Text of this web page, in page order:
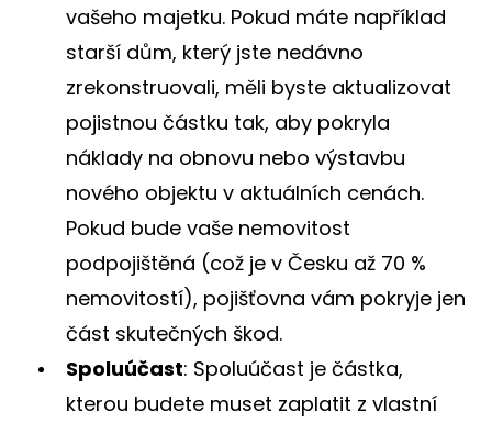
vašeho majetku. Pokud máte například
starší dům, který jste nedávno
zrekonstruovali, měli byste aktualizovat
pojistnou částku tak, aby pokryla
náklady na obnovu nebo výstavbu
nového objektu v aktuálních cenách.
Pokud bude vaše nemovitost
podpojištěná (což je v Česku až 70 %
nemovitostí), pojišťovna vám pokryje jen
část skutečných škod.
Spoluúčast: Spoluúčast je částka,
kterou budete muset zaplatit z vlastní